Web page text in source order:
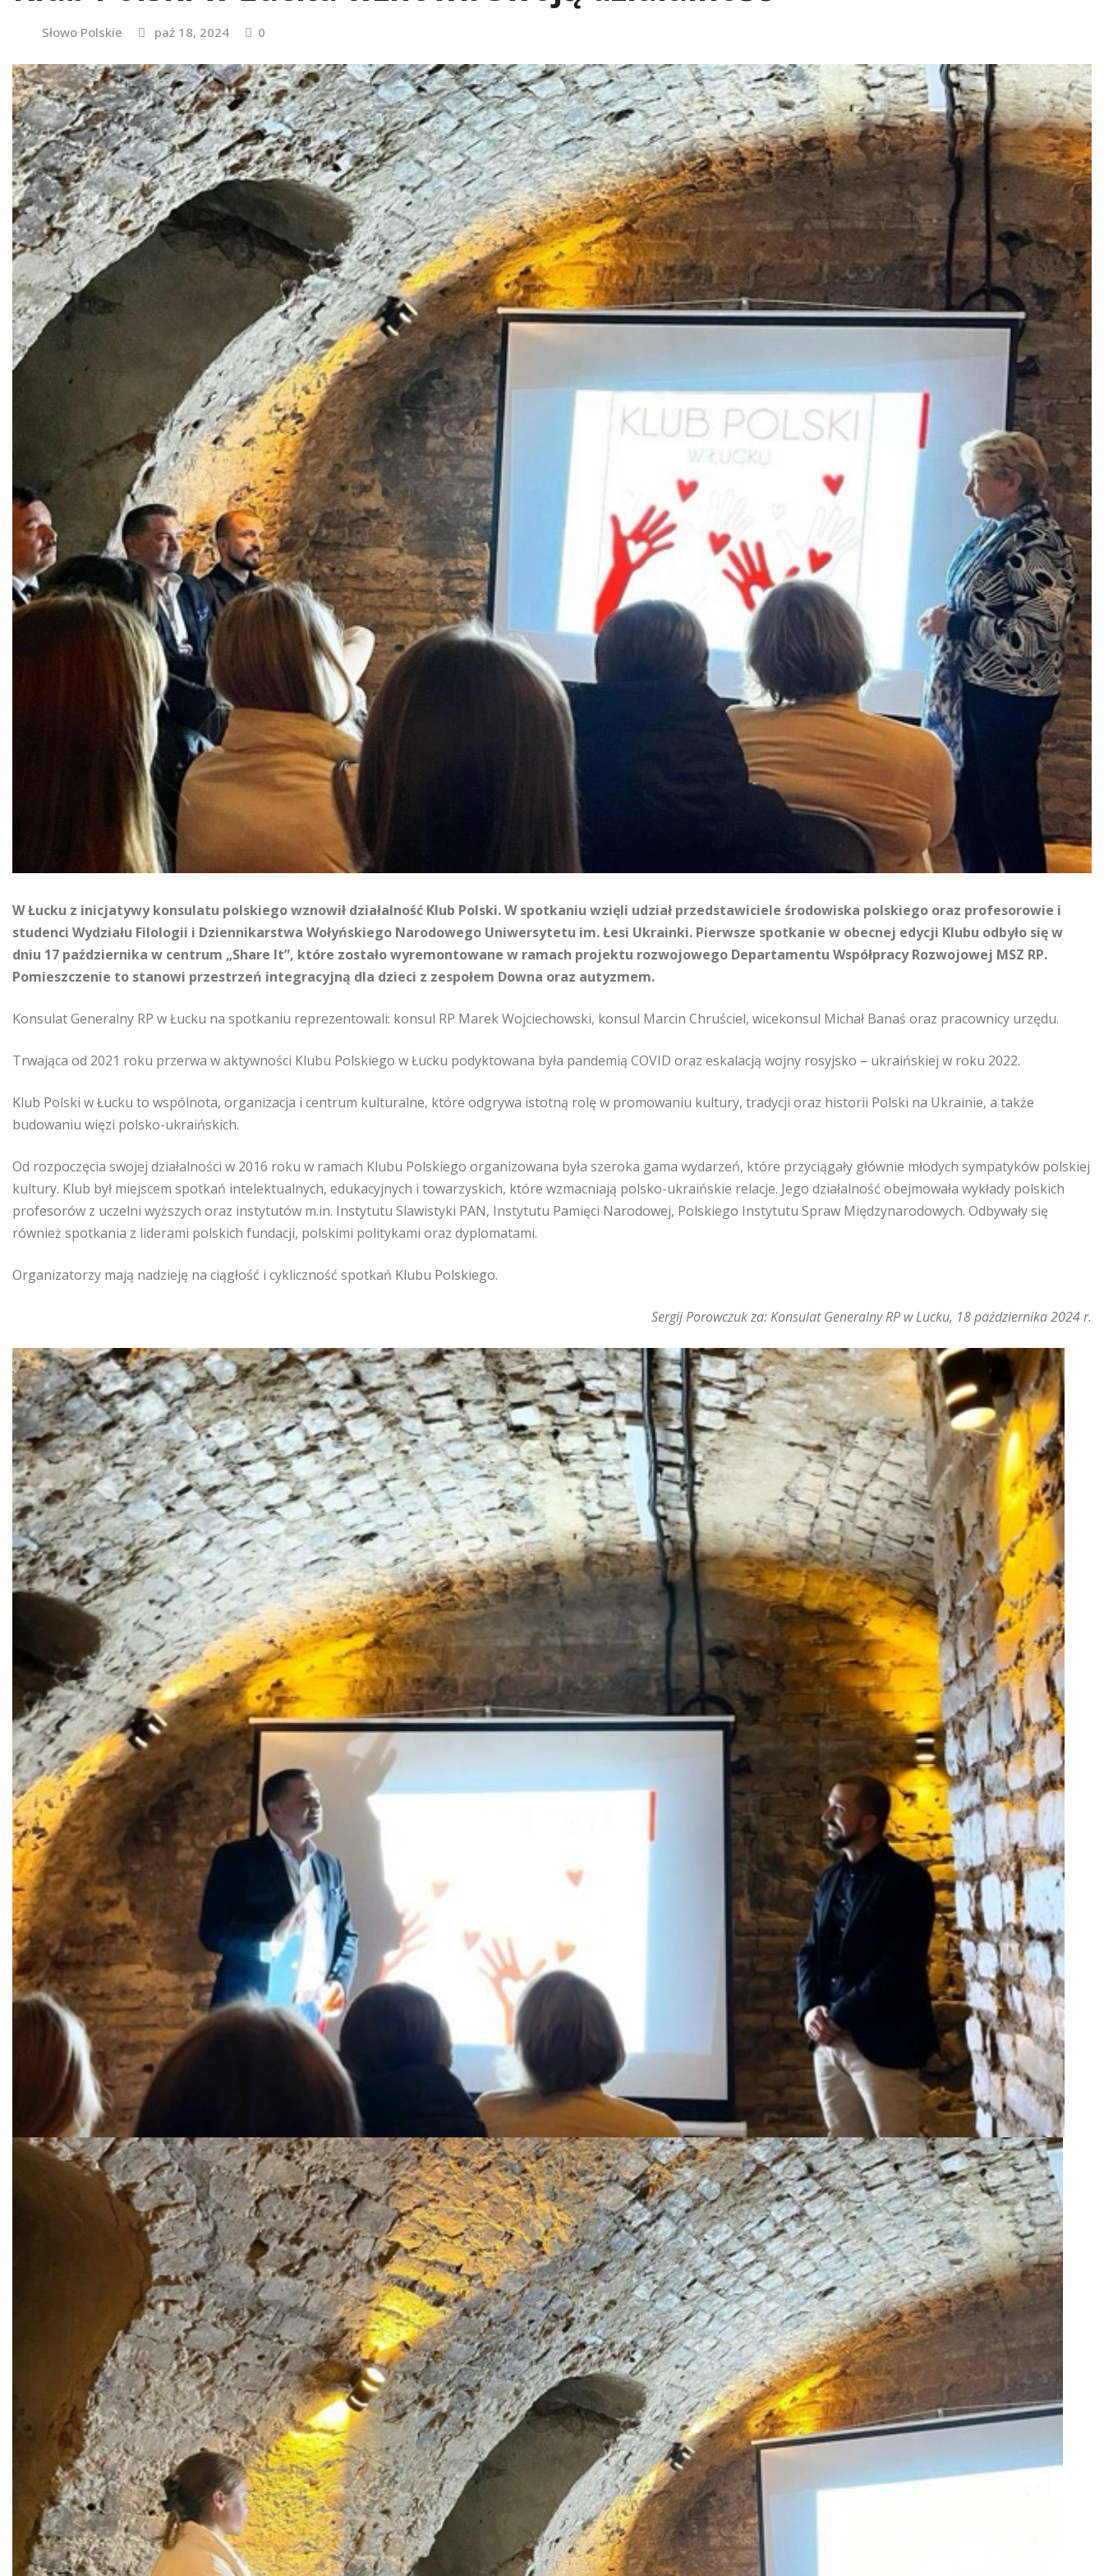
Słowo Polskie paź 18, 2024 0
W Łucku z inicjatywy konsulatu polskiego wznowił działalność Klub Polski. W spotkaniu wzięli udział przedstawiciele środowiska polskiego oraz profesorowie i
studenci Wydziału Filologii i Dziennikarstwa Wołyńskiego Narodowego Uniwersytetu im. Łesi Ukrainki. Pierwsze spotkanie w obecnej edycji Klubu odbyło się w
dniu 17 października w centrum „Share It”, które zostało wyremontowane w ramach projektu rozwojowego Departamentu Współpracy Rozwojowej MSZ RP.
Pomieszczenie to stanowi przestrzeń integracyjną dla dzieci z zespołem Downa oraz autyzmem.
Konsulat Generalny RP w Łucku na spotkaniu reprezentowali: konsul RP Marek Wojciechowski, konsul Marcin Chruściel, wicekonsul Michał Banaś oraz pracownicy urzędu.
Trwająca od 2021 roku przerwa w aktywności Klubu Polskiego w Łucku podyktowana była pandemią COVID oraz eskalacją wojny rosyjsko – ukraińskiej w roku 2022.
Klub Polski w Łucku to wspólnota, organizacja i centrum kulturalne, które odgrywa istotną rolę w promowaniu kultury, tradycji oraz historii Polski na Ukrainie, a także
budowaniu więzi polsko-ukraińskich.
Od rozpoczęcia swojej działalności w 2016 roku w ramach Klubu Polskiego organizowana była szeroka gama wydarzeń, które przyciągały głównie młodych sympatyków polskiej
kultury. Klub był miejscem spotkań intelektualnych, edukacyjnych i towarzyskich, które wzmacniają polsko-ukraińskie relacje. Jego działalność obejmowała wykłady polskich
profesorów z uczelni wyższych oraz instytutów m.in. Instytutu Slawistyki PAN, Instytutu Pamięci Narodowej, Polskiego Instytutu Spraw Międzynarodowych. Odbywały się
również spotkania z liderami polskich fundacji, polskimi politykami oraz dyplomatami.
Organizatorzy mają nadzieję na ciągłość i cykliczność spotkań Klubu Polskiego.
Sergij Porowczuk za: Konsulat Generalny RP w Lucku, 18 października 2024 r.